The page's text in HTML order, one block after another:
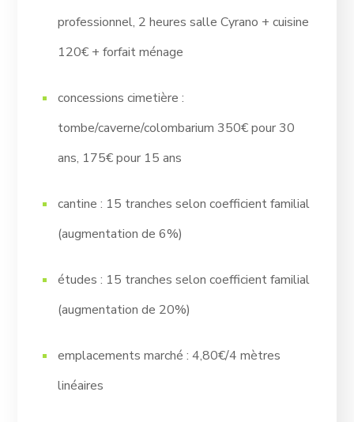
professionnel, 2 heures salle Cyrano + cuisine
120€ + forfait ménage
concessions cimetière :
tombe/caverne/colombarium 350€ pour 30
ans, 175€ pour 15 ans
cantine : 15 tranches selon coefficient familial
(augmentation de 6%)
études : 15 tranches selon coefficient familial
(augmentation de 20%)
emplacements marché : 4,80€/4 mètres
linéaires